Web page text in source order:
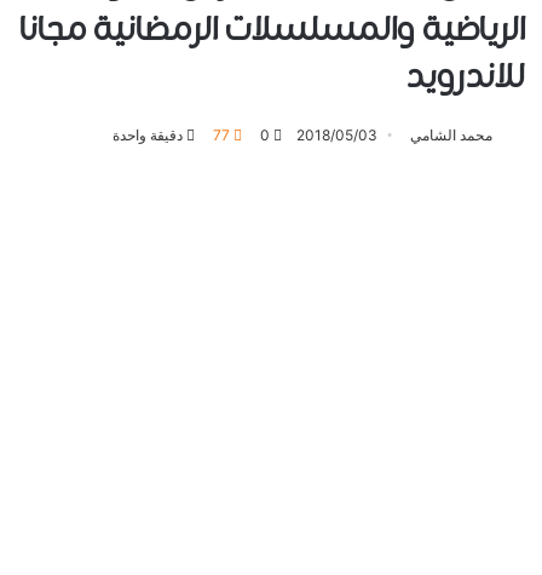
الرياضية والمسلسلات الرمضانية مجانا
للاندرويد
محمد الشامي 2018/05/03
0
77 دقيقة واحدة